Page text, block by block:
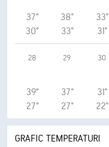
37°
30°
38°
33°
33°
31°
28
39°
27°
29
37°
27°
30
31°
22°
GRAFIC TEMPERATURI